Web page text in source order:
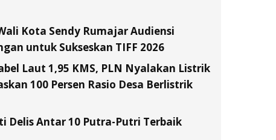
Kota Sendy Rumajar Audiensi
untuk Sukseskan TIFF 2026
Laut 1,95 KMS, PLN Nyalakan Listrik
100 Persen Rasio Desa Berlistrik
Delis Antar 10 Putra-Putri Terbaik